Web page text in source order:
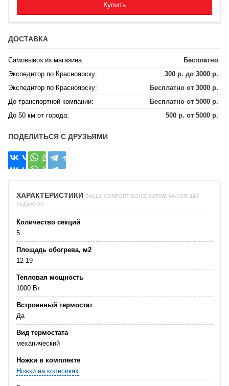
Купить
ДОСТАВКА
Самовывоз из магазина:
Бесплатно
Экспедитор по Красноярску:
300 р. до 3000 р.
Экспедитор по Красноярску:
Бесплатно от 3000 р.
До транспортной компании:
Бесплатно от 5000 р.
До 50 км от города:
500 р. от 5000 р.
ПОДЕЛИТЬСЯ С ДРУЗЬЯМИ
ХАРАКТЕРИСТИКИ BALLU COMFORT BOH/CM-05WD МАСЛЯНЫЙ
РАДИАТОР
Количество секций
5
Площадь обогрева, м2
12-19
Тепловая мощность
1000 Вт
Встроенный термостат
Да
Вид термостата
механический
Ножки в комплекте
Ножки на колесиках